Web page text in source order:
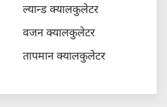
ल्यान्ड क्यालकुलेटर
वजन क्यालकुलेटर
तापमान क्यालकुलेटर